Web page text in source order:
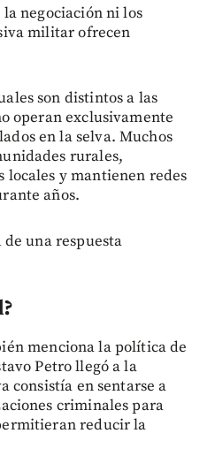
negociación ni los
militar ofrecen
son distintos a las
operan exclusivamente
en la selva. Muchos
rurales,
locales y mantienen redes
años.
una respuesta
menciona la política de
Petro llegó a la
consistía en sentarse a
criminales para
reducir la